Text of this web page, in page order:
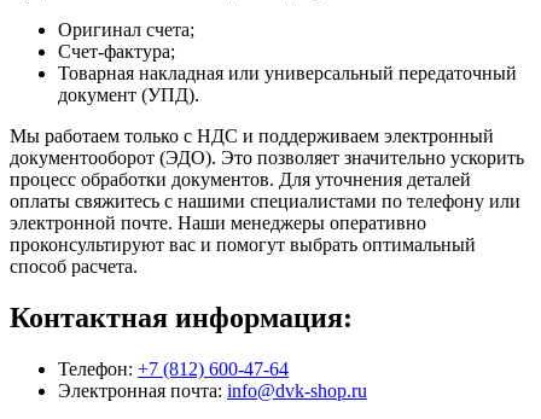
Оригинал счета;
Счет-фактура;
Товарная накладная или универсальный передаточный
документ (УПД).
Мы работаем только с НДС и поддерживаем электронный
документооборот (ЭДО). Это позволяет значительно ускорить
процесс обработки документов. Для уточнения деталей
оплаты свяжитесь с нашими специалистами по телефону или
электронной почте. Наши менеджеры оперативно
проконсультируют вас и помогут выбрать оптимальный
способ расчета.
Контактная информация:
Телефон: +7 (812) 600-47-64
Электронная почта: info@dvk-shop.ru